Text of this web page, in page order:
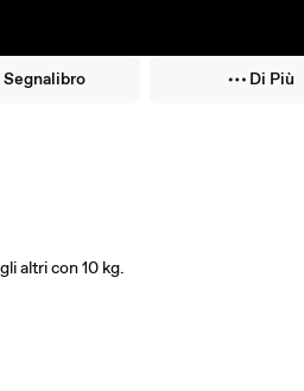
Segnalibro Di Più
altri con 10 kg.